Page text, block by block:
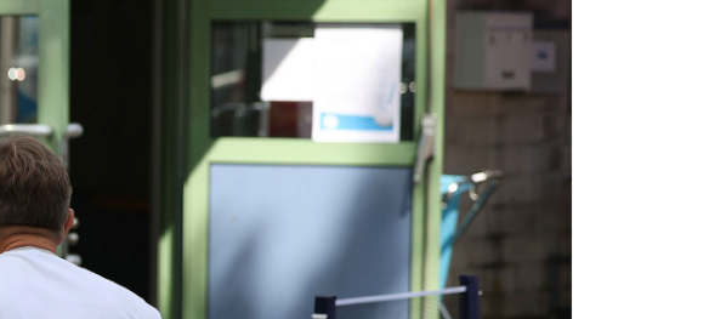
Stadtpokal 2024
Ergebnisse Aktive, Rollis, Freizeit
Impressionen vom Samstag
Ergebnisse Jugend
Stadtpokal 2023
Ergebnisse Aktive, Rollis, Freizeit
Impressionen vom Samstag